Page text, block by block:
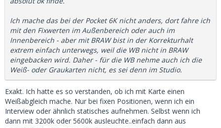
Ich mache das bei der Pocket 6K nicht anders, dort fahre ich
mit den Fixwerten im Außenbereich oder auch im
Innenbereich - aber mit BRAW bist in der Korrekturhalt
extrem einfach unterwegs, weil die WB nicht in BRAW
eingebacken wird. Daher - für die WB nehme auch ich die
Weiß- oder Graukarten nicht, es sei denn im Studio.
Exakt. Ich hatte es so verstanden, ob ich mit Karte einen
Weißabgleich mache. Nur bei fixen Positionen, wenn ich ein
Interview oder ähnlich statisches aufnehmen. Selbst wenn ich
dann mit 3200k oder 5600k ausleuchte..einfach dann aus